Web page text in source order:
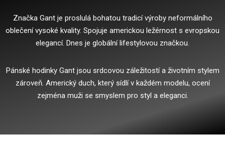
Značka Gant je proslulá bohatou tradicí výroby neformálního
oblečení vysoké kvality. Spojuje americkou ležérnost s evropskou
elegancí. Dnes je globální lifestylovou značkou.
Pánské hodinky Gant jsou srdcovou záležitostí a životním stylem
zároveň. Americký duch, který sídlí v každém modelu, ocení
zejména muži se smyslem pro styl a eleganci.